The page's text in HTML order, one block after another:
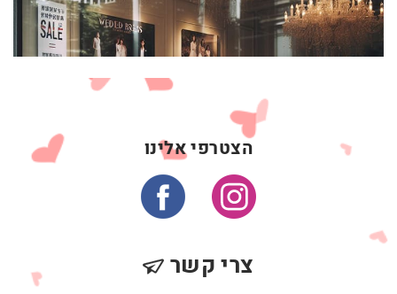
הצטרפי אלינו
צרי קשר